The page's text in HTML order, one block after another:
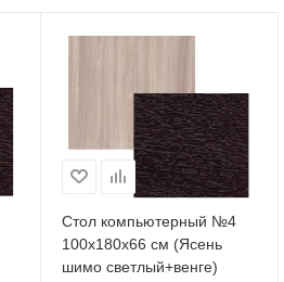
Стол компьютерный №4
100х180х66 см (Ясень
шимо светлый+венге)